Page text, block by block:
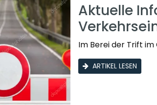
Aktuelle
Im Berei der Trift im
ARTIKEL LESEN